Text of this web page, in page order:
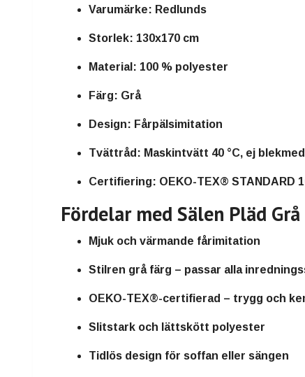
Varumärke: Redlunds
Storlek: 130x170 cm
Material: 100 % polyester
Färg: Grå
Design: Fårpälsimitation
Tvättråd: Maskintvätt 40 °C, ej
Certifiering: OEKO-TEX® STANDARD
Fördelar med Sälen Pläd
Mjuk och värmande fårimitation
Stilren grå färg – passar alla
OEKO-TEX®-certifierad – trygg och
Slitstark och lättskött polyester
Tidlös design för soffan eller sängen